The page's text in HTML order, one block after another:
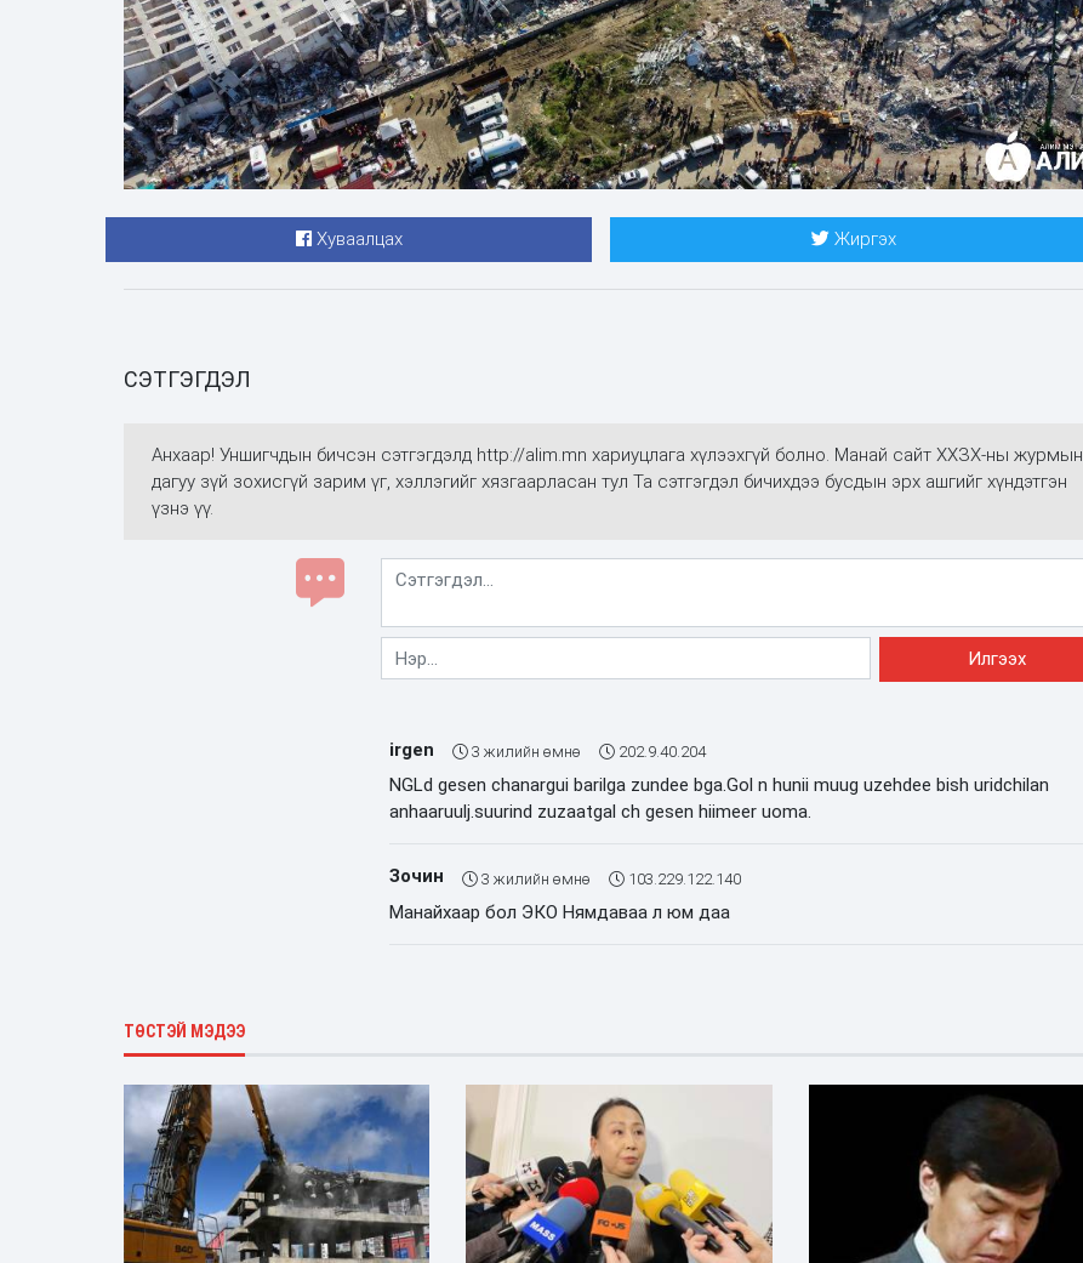
Хуваалцах Жиргэх
СЭТГЭГДЭЛ
Анхаар! Уншигчдын бичсэн сэтгэгдэлд http://alim.mn хариуцлага хүлээхгүй болно. Манай сайт ХХЗХ-ны журмын
дагуу зүй зохисгүй зарим үг, хэллэгийг хязгаарласан тул Та сэтгэгдэл бичихдээ бусдын эрх ашгийг хүндэтгэн
үзнэ үү.
irgen 3 жилийн өмнө 202.9.40.204
NGLd gesen chanargui barilga zundee bga.Gol n hunii muug uzehdee bish uridchilan
anhaaruulj.suurind zuzaatgal ch gesen hiimeer uoma.
Зочин 3 жилийн өмнө 103.229.122.140
Манайхаар бол ЭКО Нямдаваа л юм даа
ТӨСТЭЙ МЭДЭЭ